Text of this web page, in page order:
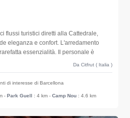
flussi turistici diretti alla Cattedrale,
eleganza e confort. L'arredamento
essenzialità. Il personale è
Da Citfrut ( Italia )
di interesse di Barcellona
- Park Guell : 4 km - Camp Nou : 4.6 km